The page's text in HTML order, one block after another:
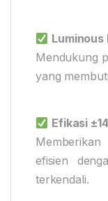
Luminous
Mendukung
yang
Efikasi
efisien
terkendali.